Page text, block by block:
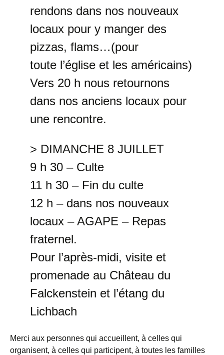
rendons dans nos nouveaux
locaux pour y manger des
pizzas, flams…(pour
toute l’église et les américains)
Vers 20 h nous retournons
dans nos anciens locaux pour
une rencontre.
> DIMANCHE 8 JUILLET
9 h 30 – Culte
11 h 30 – Fin du culte
12 h – dans nos nouveaux
locaux – AGAPE – Repas
fraternel.
Pour l’après-midi, visite et
promenade au Château du
Falckenstein et l’étang du
Lichbach
Merci aux personnes qui accueillent, à celles qui
organisent, à celles qui participent, à toutes les familles